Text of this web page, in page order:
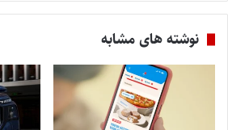
نوشته های مشابه